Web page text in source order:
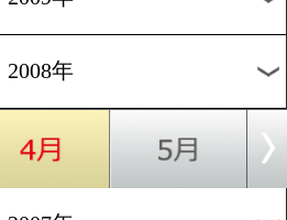
2013年
2012年